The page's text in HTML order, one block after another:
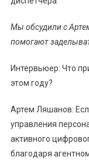
Мы обсудили с
помогают
Интервьюер: Что
этом году?
Артем Ляшанов:
управления
активного
благодаря